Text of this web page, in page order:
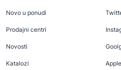
Novo u ponudi
Prodajni centri
Novosti
Katalozi